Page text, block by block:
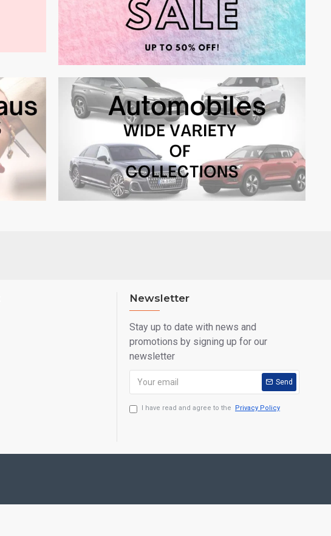
Newsletter
Stay up to date with news and
promotions by signing up for our
newsletter
Send
I have read and agree to the Privacy Policy